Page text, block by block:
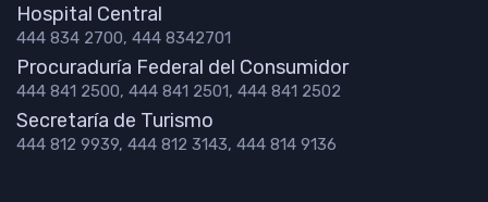
Hospital Central
444 834 2700, 444 8342701
Procuraduría Federal del Consumidor
444 841 2500, 444 841 2501, 444 841 2502
Secretaría de Turismo
444 812 9939, 444 812 3143, 444 814 9136